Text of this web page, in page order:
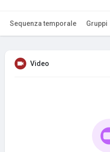
Sequenza temporale Gruppi
Video